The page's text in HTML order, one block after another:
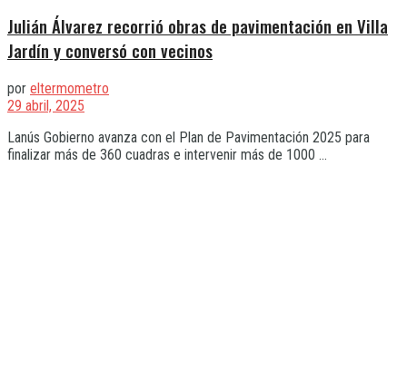
Julián Álvarez recorrió obras de pavimentación en Villa
Jardín y conversó con vecinos
por eltermometro
29 abril, 2025
Lanús Gobierno avanza con el Plan de Pavimentación 2025 para
finalizar más de 360 cuadras e intervenir más de 1000 ...